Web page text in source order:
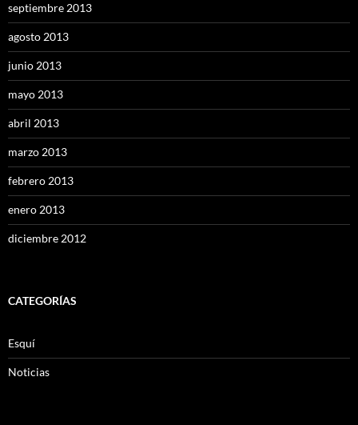
septiembre 2013
agosto 2013
junio 2013
mayo 2013
abril 2013
marzo 2013
febrero 2013
enero 2013
diciembre 2012
CATEGORÍAS
Esquí
Noticias